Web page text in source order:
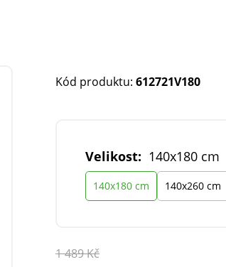
Kód produktu: 612721V180
Velikost: 140x180 cm
140x180 cm 140x260 cm
1 489 Kč